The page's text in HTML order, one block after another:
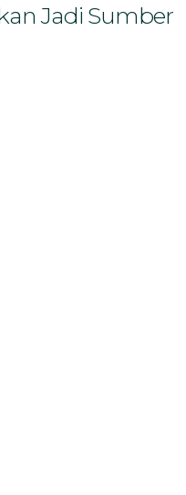
Jadi Sumber